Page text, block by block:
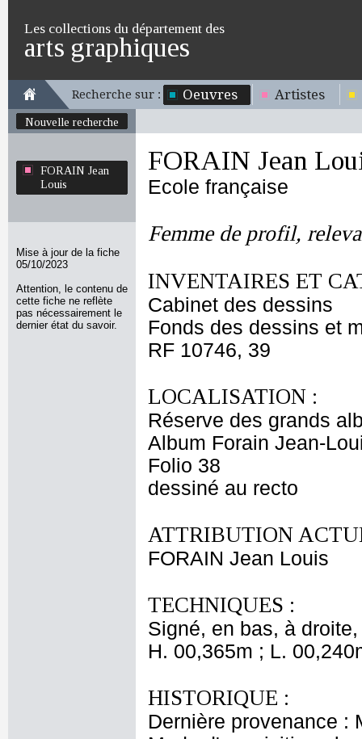
Les collections du département des
arts graphiques
Recherche sur : Oeuvres Artistes
Nouvelle recherche
FORAIN Jean
Louis
Mise à jour de la fiche
05/10/2023
Attention, le contenu de
cette fiche ne reflète
pas nécessairement le
dernier état du savoir.
FORAIN Jean
Ecole française
Femme de profil,
INVENTAIRES ET
Cabinet des dessins
Fonds des dessins et
RF 10746, 39
LOCALISATION :
Réserve des grands
Album Forain Jean-
Folio 38
dessiné au recto
ATTRIBUTION
FORAIN Jean Louis
TECHNIQUES :
Signé, en bas, à
H. 00,365m ; L.
HISTORIQUE :
Dernière provenance :